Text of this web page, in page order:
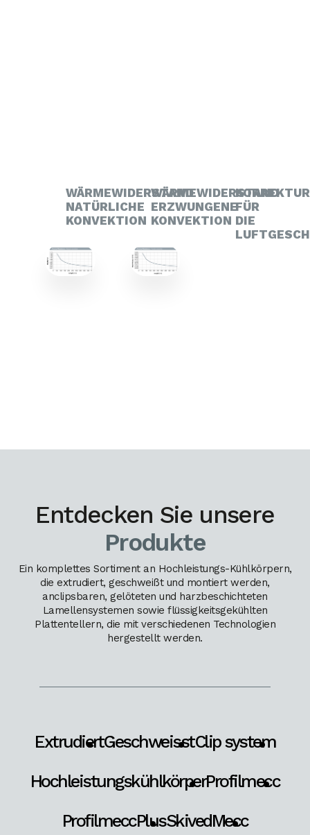
WÄRMEWIDERSTAND
NATÜRLICHE
KONVEKTION
WÄRMEWIDERSTAND
ERZWUNGENE
KONVEKTION
FÜR
DIE
Entdecken Sie unsere
Produkte
Ein komplettes Sortiment an Hochleistungs-Kühlkörpern,
die extrudiert, geschweißt und montiert werden,
anclipsbaren, gelöteten und harzbeschichteten
Lamellensystemen sowie flüssigkeitsgekühlten
Plattentellern, die mit verschiedenen Technologien
hergestellt werden.
ExtrudiertGeschweisstClip system
HochleistungskühlkörperProfilmecc
ProfilmeccPlusSkivedMecc